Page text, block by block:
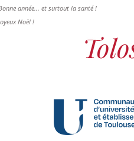
année... et surtout la santé !
Noël !